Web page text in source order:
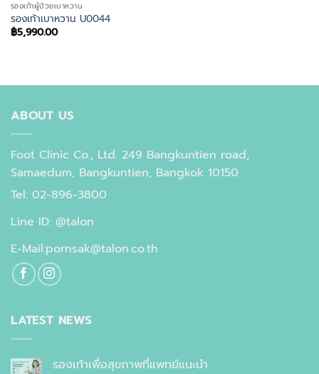
รองเท้าผู้ป่วยเบาหวาน
รองเท้าเบาหวาน U0044
฿5,990.00
ABOUT US
Foot Clinic Co., Ltd. 249 Bangkuntien road,
Samaedum, Bangkuntien, Bangkok 10150
Tel: 02-896-3800
Line ID: @talon
E-Mail:pornsak@talon.co.th
LATEST NEWS
รองเท้าเพื่อสุขภาพที่แพทย์แนะนำ